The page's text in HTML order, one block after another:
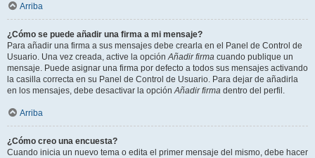
Arriba
¿Cómo se puede añadir una firma a mi mensaje?
Para añadir una firma a sus mensajes debe crearla en el Panel de Control de
Usuario. Una vez creada, active la opciónAñadir firma cuando publique un
mensaje. Puede asignar una firma por defecto a todos sus mensajes activando
la casilla correcta en su Panel de Control de Usuario. Para dejar de añadirla
en los mensajes, debe desactivar la opciónAñadir firma dentro del perfil.
Arriba
¿Cómo creo una encuesta?
Cuando inicia un nuevo tema o edita el primer mensaje del mismo, debe hacer